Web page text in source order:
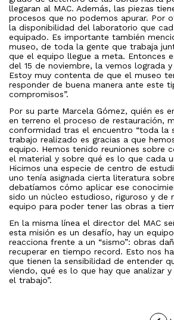
llegaran al MAC. Además, las piezas
procesos que no podemos apurar. Por
la disponibilidad del laboratorio que
equipado. Es importante también
museo, de toda la gente que trabaja
que el equipo llegue a meta. Entonces
del 15 de noviembre, la vemos lograda
Estoy muy contenta de que el museo
responder de buena manera ante este
compromisos”.
Por su parte Marcela Gómez, quién es
en terreno el proceso de restauración,
conformidad tras el encuentro “toda la
trabajo realizado es gracias a que
equipo. Hemos tenido reuniones sobre
el material y sobre qué es lo que cada
Hicimos una especie de centro de
uno tenía asignada cierta literatura
debatíamos cómo aplicar ese
sido un núcleo estudioso, riguroso y de
equipo para poder tener las obras a
En la misma línea el director del MAC
esta misión es un desafío, hay un
reacciona frente a un “sismo”: obras
recuperar en tiempo record. Esto nos
que tienen la sensibilidad de entender
viendo, qué es lo que hay que analizar
el trabajo”.